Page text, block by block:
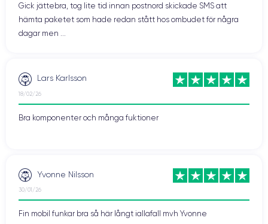
Gick jättebra, tog lite tid innan postnord skickade SMS att
hämta paketet som hade redan stått hos ombudet för några
dagar men ...
Lars Karlsson
18/02/26
Bra komponenter och många fuktioner
Yvonne Nilsson
30/01/26
Fin mobil funkar bra så här långt iallafall mvh Yvonne